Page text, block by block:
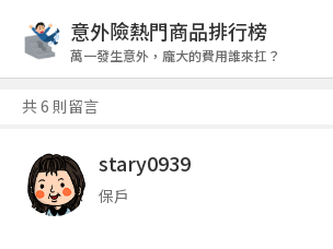
意外險熱門商品排行榜
萬一發生意外，龐大的費用誰來扛？
共 6 則留言
stary0939
保戶